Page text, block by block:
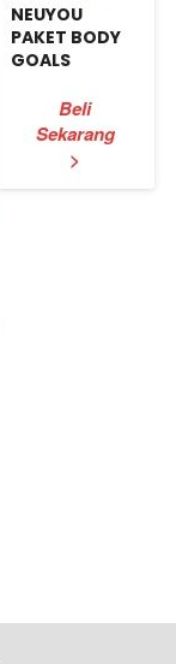
NEUYOU
PAKET BODY
GOALS
`
Beli
Sekarang
>